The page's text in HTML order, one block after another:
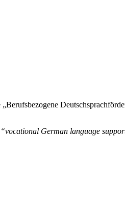
German language